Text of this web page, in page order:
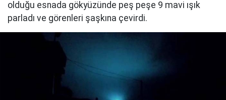
olduğu esnada gökyüzünde peş peşe 9 mavi ışık
parladı ve görenleri şaşkına çevirdi.